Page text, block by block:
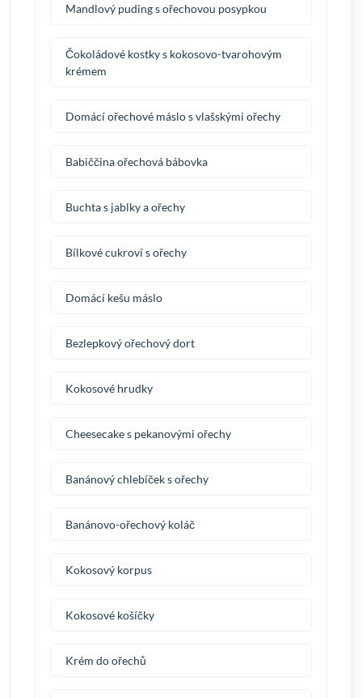
Mandlový puding s ořechovou posypkou
Čokoládové kostky s kokosovo-tvarohovým
krémem
Domácí ořechové máslo s vlašskými ořechy
Babiččina ořechová bábovka
Buchta s jablky a ořechy
Bílkové cukroví s ořechy
Domácí kešu máslo
Bezlepkový ořechový dort
Kokosové hrudky
Cheesecake s pekanovými ořechy
Banánový chlebíček s ořechy
Banánovo-ořechový koláč
Kokosový korpus
Kokosové košíčky
Krém do ořechů